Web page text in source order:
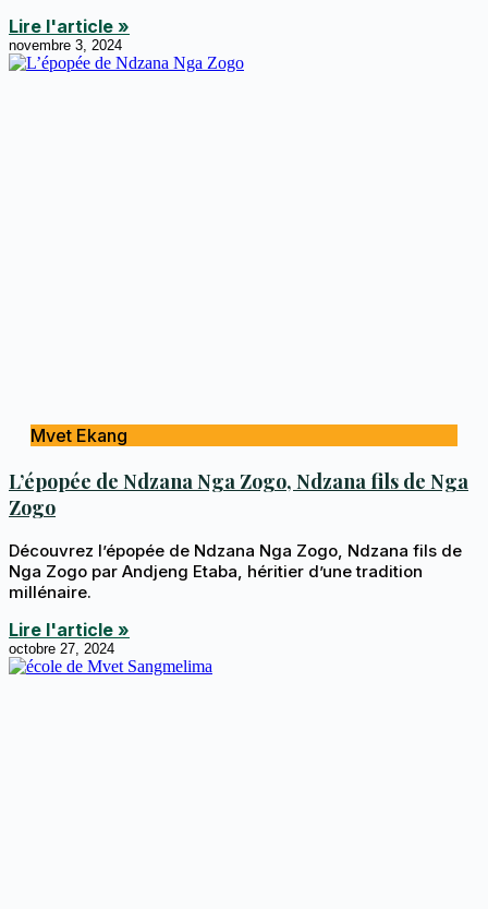
Lire l'article »
novembre 3, 2024
Mvet Ekang
L’épopée de Ndzana Nga Zogo, Ndzana fils de Nga
Zogo
Découvrez l’épopée de Ndzana Nga Zogo, Ndzana fils de
Nga Zogo par Andjeng Etaba, héritier d’une tradition
millénaire.
Lire l'article »
octobre 27, 2024